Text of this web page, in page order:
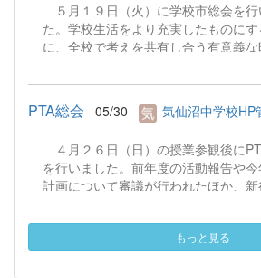
いがしっかりと届けられまし
た。
５月１９日（火）に学校市総会を行
た。学校生活をより充実したものに
に、全校で考えを共有し合う有意義
生徒による投票の結果、「Passion-想
動力を、未来へ-」に決定しました。
テーマのもと、全校で気持ちを１つに
PTA総会 05/30 気仙沼中学校HP
４月２６日（日）の授業参観後に
を行いました。前年度の活動報告や
計画について審議が行われたほか、
解と御協力をお願いしました。
もっと見る